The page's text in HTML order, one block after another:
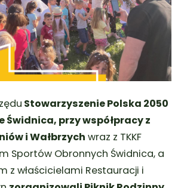
Stowarzyszenie Polska 2050
Świdnica, przy współpracy z
i Wałbrzych wraz z TKKF
Sportów Obronnych Świdnica, a
z właścicielami Restauracji i